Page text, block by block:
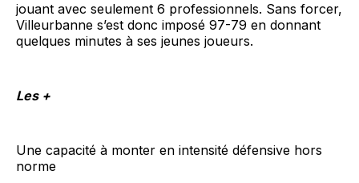
jouant avec seulement 6 professionnels. Sans forcer,
Villeurbanne s’est donc imposé 97-79 en donnant
quelques minutes à ses jeunes joueurs.
Les +
Une capacité à monter en intensité défensive hors
norme